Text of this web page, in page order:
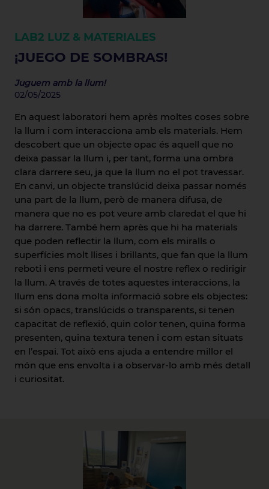
LAB2 LUZ & MATERIALES
¡JUEGO DE SOMBRAS!
Juguem amb la llum!
02/05/2025
En aquest laboratori hem après moltes coses sobre
la llum i com interacciona amb els materials. Hem
descobert que un objecte opac és aquell que no
deixa passar la llum i, per tant, forma una ombra
clara darrere seu, ja que la llum no el pot travessar.
En canvi, un objecte translúcid deixa passar només
una part de la llum, però de manera difusa, de
manera que no es pot veure amb claredat el que hi
ha darrere. També hem après que hi ha materials
que poden reflectir la llum, com els miralls o
superfícies molt llises i brillants, que fan que la llum
reboti i ens permeti veure el nostre reflex o redirigir
la llum. A través de totes aquestes interaccions, la
llum ens dona molta informació sobre els objectes:
si són opacs, translúcids o transparents, si tenen
capacitat de reflexió, quin color tenen, quina forma
presenten, quina textura tenen i com estan situats
en l’espai. Tot això ens ajuda a entendre millor el
món que ens envolta i a observar-lo amb més detall
i curiositat.